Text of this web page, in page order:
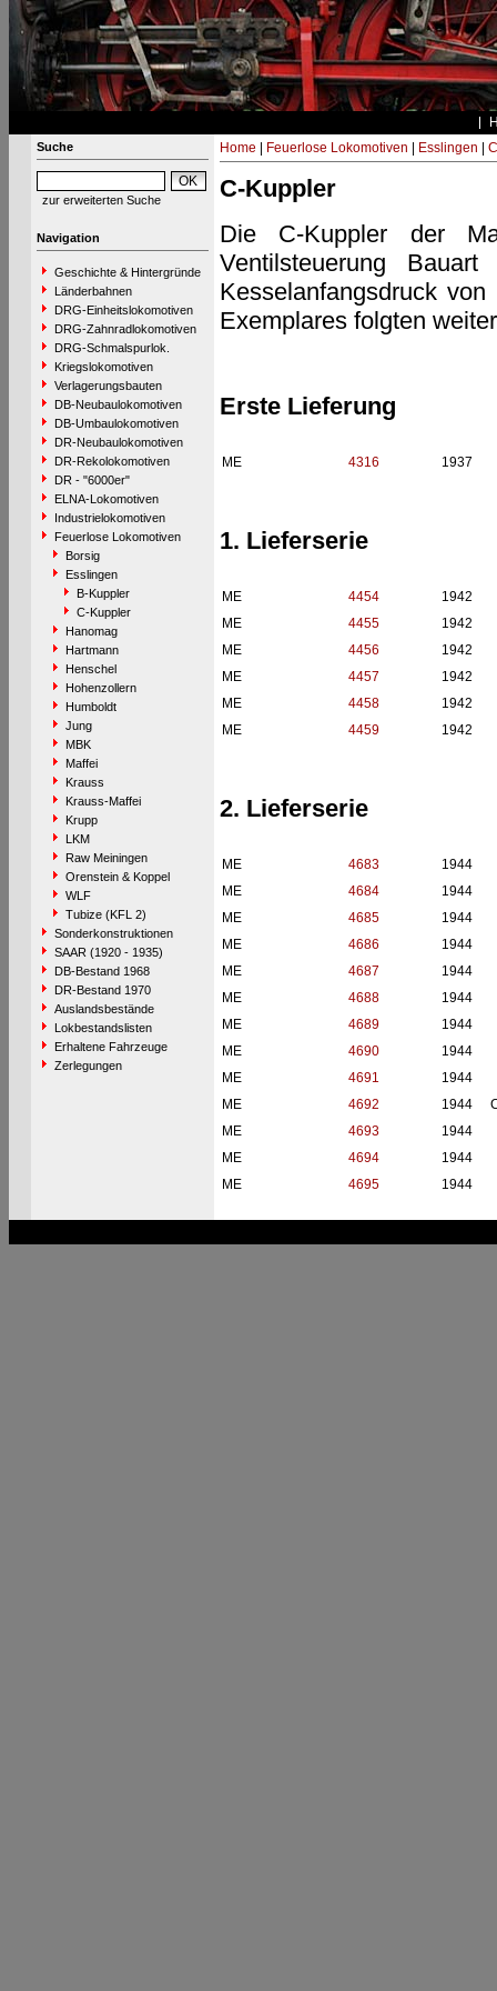
Suche
zur erweiterten Suche
Navigation
Geschichte & Hintergründe
Länderbahnen
DRG-Einheitslokomotiven
DRG-Zahnradlokomotiven
DRG-Schmalspurlok.
Kriegslokomotiven
Verlagerungsbauten
DB-Neubaulokomotiven
DB-Umbaulokomotiven
DR-Neubaulokomotiven
DR-Rekolokomotiven
DR - "6000er"
ELNA-Lokomotiven
Industrielokomotiven
Feuerlose Lokomotiven
Borsig
Esslingen
B-Kuppler
C-Kuppler
Hanomag
Hartmann
Henschel
Hohenzollern
Humboldt
Jung
MBK
Maffei
Krauss
Krauss-Maffei
Krupp
LKM
Raw Meiningen
Orenstein & Koppel
WLF
Tubize (KFL 2)
Sonderkonstruktionen
SAAR (1920 - 1935)
DB-Bestand 1968
DR-Bestand 1970
Auslandsbestände
Lokbestandslisten
Erhaltene Fahrzeuge
Zerlegungen
Home Feuerlose Lokomotiven Esslingen
C-Kuppler
Die C-Kuppler der
Ventilsteuerung
Kesselanfangsdruck
Exemplares folgten
Erste Lieferung
ME 4316 1937
1. Lieferserie
ME 4454
1942
ME
4455
1942
ME
4456
1942
ME
4457
1942
ME
4458
1942
ME
4459 1942
2. Lieferserie
ME 4683
1944
ME
4684
1944
ME
4685
1944
ME
4686
1944
ME
4687
1944
ME
4688
1944
ME
4689
1944
ME
4690
1944
ME
4691
1944
ME
4692 1944
ME
4693
1944
ME
4694
1944
ME
4695 1944